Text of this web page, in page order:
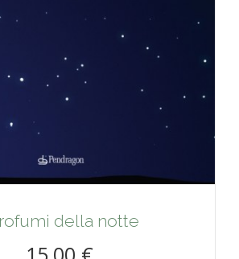
della notte